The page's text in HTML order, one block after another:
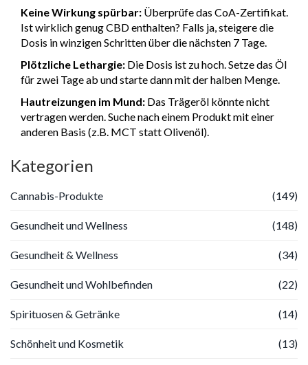
Keine Wirkung spürbar: Überprüfe das CoA-Zertifikat.
Ist wirklich genug CBD enthalten? Falls ja, steigere die
Dosis in winzigen Schritten über die nächsten 7 Tage.
Plötzliche Lethargie: Die Dosis ist zu hoch. Setze das Öl
für zwei Tage ab und starte dann mit der halben Menge.
Hautreizungen im Mund: Das Trägeröl könnte nicht
vertragen werden. Suche nach einem Produkt mit einer
anderen Basis (z.B. MCT statt Olivenöl).
Kategorien
Cannabis-Produkte (149)
Gesundheit und Wellness (148)
Gesundheit & Wellness (34)
Gesundheit und Wohlbefinden (22)
Spirituosen & Getränke (14)
Schönheit und Kosmetik (13)